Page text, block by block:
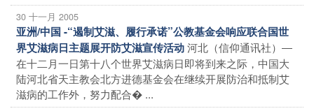
30 十一月 2005
亚洲/中国 -“遏制艾滋、履行承诺”公教基金会响应联合国世
界艾滋病日主题展开防艾滋宣传活动河北（信仰通讯社）―
在十二月一日第十八个世界艾滋病日即将到来之际，中国大
陆河北省天主教会北方进德基金会在继续开展防治和抵制艾
滋病的工作外，努力配合� ...